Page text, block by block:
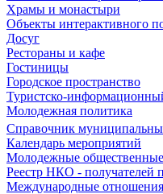
Храмы и монастыри
Объекты интерактивного
Досуг
Рестораны и кафе
Гостиницы
Городское пространство
Туристско-
Молодежная политика
Справочник
Календарь мероприятий
Молодежные
Реестр НКО - получателей
Международные отношения